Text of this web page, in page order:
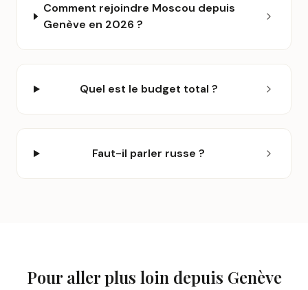
Comment rejoindre Moscou depuis
Genève en 2026 ?
Quel est le budget total ?
Faut-il parler russe ?
Pour aller plus loin depuis Genève